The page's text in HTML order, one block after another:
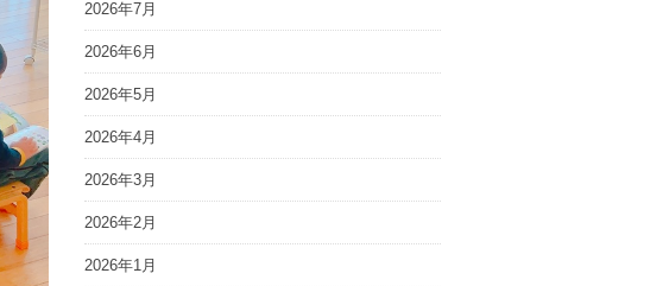
2026年7月
2026年6月
2026年5月
2026年4月
2026年3月
2026年2月
2026年1月